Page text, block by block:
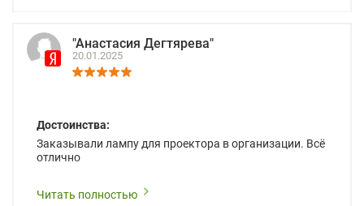
"Анастасия Дегтярева"
20.01.2025
Достоинства:
Заказывали лампу для проектора в организации. Всё
отлично
Читать полностью